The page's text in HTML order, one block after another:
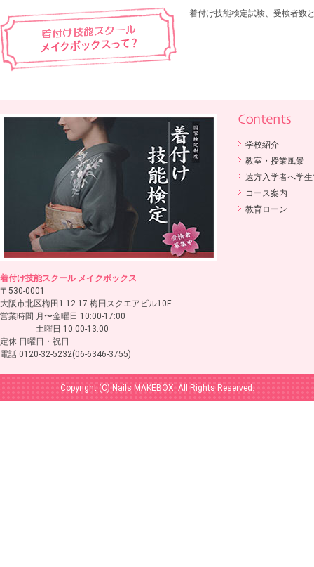
着付け技能検定試験、受検者数
着付け技能スクール メイクボックス
〒530-0001
大阪市北区梅田1-12-17 梅田スクエアビル10F
営業時間 月〜金曜日 10:00-17:00
土曜日 10:00-13:00
定休 日曜日・祝日
電話 0120-32-5232(06-6346-3755)
学校紹介
教室・授業風景
遠方入学者へ学
コース案内
教育ローン
Copyright (C) Nails MAKEBOX. All Rights Reserved.